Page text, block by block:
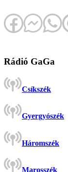
Rádió GaGa
Csíkszék
Gyergyószék
Háromszék
Marosszék